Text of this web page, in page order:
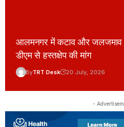
आलमनगर में कटाव और जलजमाव से
डीएम से हस्तक्षेप की मांग
ByTRT Desk 20 July, 2026
-